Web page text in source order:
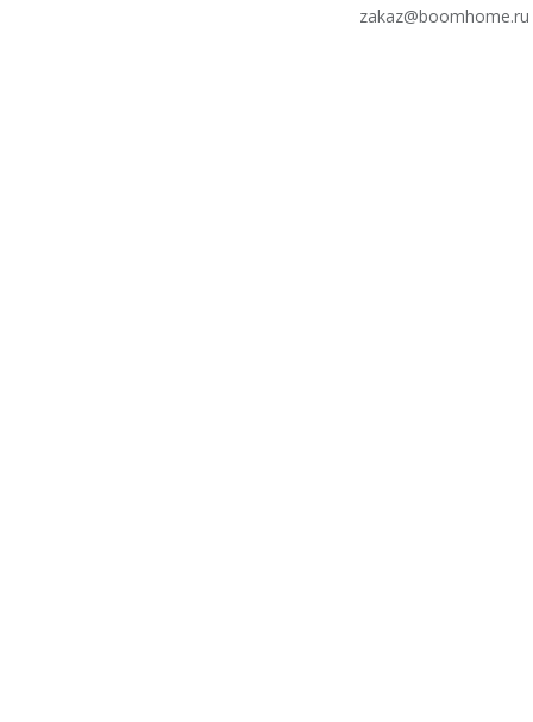
zakaz@boomhome.ru